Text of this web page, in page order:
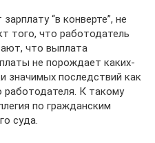
“в конверте”, не
того, что работодатель
что выплата
не порождает каких-
значимых последствий как
работодателя. К такому
по гражданским
суда.